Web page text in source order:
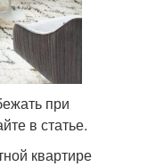
при
в статье.
квартире